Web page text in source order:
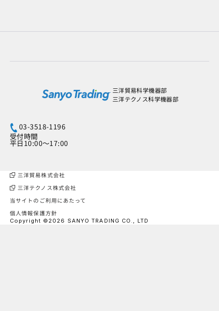
三洋貿易科学機器部
三洋テクノス科学機器部
03-3518-1196
受付時間
平日10:00～17:00
三洋貿易株式会社
三洋テクノス株式会社
当サイトのご利用にあたって
個人情報保護方針
Copyright ©2026 SANYO TRADING CO., LTD